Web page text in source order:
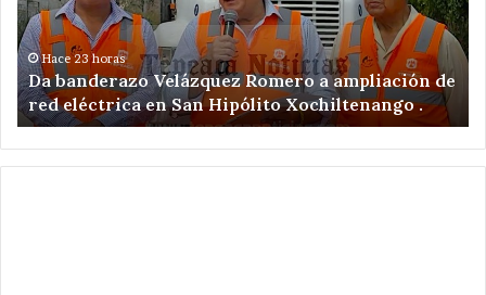
ampliación
de
red
eléctrica
en
San
Hipólito
Xochiltenango
Hace 23 horas
Da banderazo Velázquez Romero a ampliación de
red eléctrica en San Hipólito Xochiltenango .